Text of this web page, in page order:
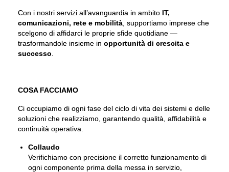
Con i nostri servizi all’avanguardia in ambito IT,
comunicazioni, rete e mobilità , supportiamo imprese che
scelgono di affidarci le proprie sfide quotidiane —
trasformandole insieme in opportunità di crescita e
successo
COSA FACCIAMO
Ci occupiamo di ogni fase del ciclo di vita dei sistemi e delle
soluzioni che realizziamo, garantendo qualità, affidabilità e
continuità operativa.
Collaudo
Verifichiamo con precisione il corretto funzionamento di
ogni componente prima della messa in servizio,